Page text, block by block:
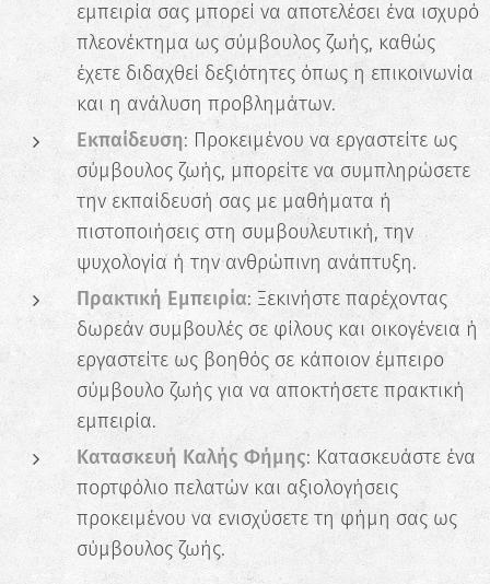
εμπειρία σας μπορεί να αποτελέσει ένα ισχυρό
πλεονέκτημα ως σύμβουλος ζωής, καθώς
έχετε διδαχθεί δεξιότητες όπως η επικοινωνία
και η ανάλυση προβλημάτων.
Εκπαίδευση: Προκειμένου να εργαστείτε ως
σύμβουλος ζωής, μπορείτε να συμπληρώσετε
την εκπαίδευσή σας με μαθήματα ή
πιστοποιήσεις στη συμβουλευτική, την
ψυχολογία ή την ανθρώπινη ανάπτυξη.
Πρακτική Εμπειρία: Ξεκινήστε παρέχοντας
δωρεάν συμβουλές σε φίλους και οικογένεια ή
εργαστείτε ως βοηθός σε κάποιον έμπειρο
σύμβουλο ζωής για να αποκτήσετε πρακτική
εμπειρία.
Κατασκευή Καλής Φήμης: Κατασκευάστε ένα
πορτφόλιο πελατών και αξιολογήσεις
προκειμένου να ενισχύσετε τη φήμη σας ως
σύμβουλος ζωής.